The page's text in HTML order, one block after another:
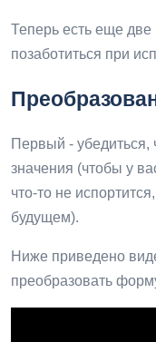
Теперь есть еще
позаботиться при
Первый - убедиться,
значения (чтобы у
что-то не
будущем).
Ниже приведено
преобразовать